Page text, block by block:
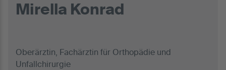
Mirella Konrad
Oberärztin, Fachärztin für Orthopädie und
Unfallchirurgie